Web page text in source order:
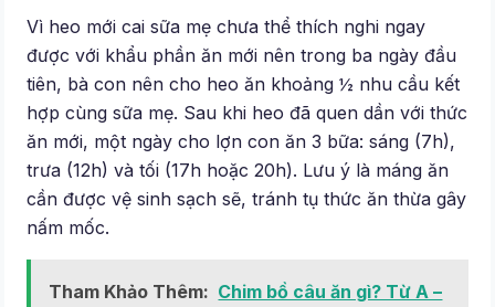
Vì heo mới cai sữa mẹ chưa thể thích nghi ngay
được với khẩu phần ăn mới nên trong ba ngày đầu
tiên, bà con nên cho heo ăn khoảng ½ nhu cầu kết
hợp cùng sữa mẹ. Sau khi heo đã quen dần với thức
ăn mới, một ngày cho lợn con ăn 3 bữa: sáng (7h),
trưa (12h) và tối (17h hoặc 20h). Lưu ý là máng ăn
cần được vệ sinh sạch sẽ, tránh tụ thức ăn thừa gây
nấm mốc.
Tham Khảo Thêm: Chim bồ câu ăn gì? Từ A –